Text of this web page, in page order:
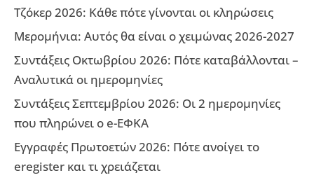
Τζόκερ 2026: Κάθε πότε γίνονται οι κληρώσεις
Μερομήνια: Αυτός θα είναι ο χειμώνας 2026-2027
Συντάξεις Οκτωβρίου 2026: Πότε καταβάλλονται –
Αναλυτικά οι ημερομηνίες
Συντάξεις Σεπτεμβρίου 2026: Οι 2 ημερομηνίες
που πληρώνει ο e-ΕΦΚΑ
Εγγραφές Πρωτοετών 2026: Πότε ανοίγει το
eregister και τι χρειάζεται